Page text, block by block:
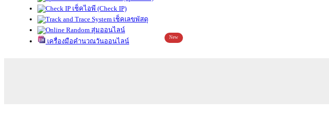
เช็คไอพี (Check IP)
เช็คเลขพัสดุ
สุ่มออนไลน์
เครื่องมือคำนวณวันออนไลน์
New